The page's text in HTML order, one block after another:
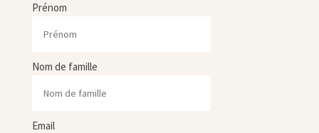
Prénom
Nom de famille
Email